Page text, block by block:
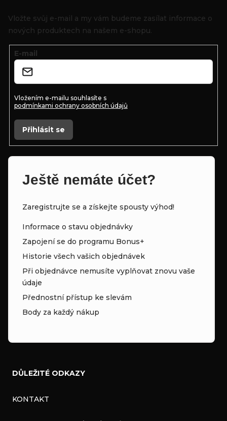
Vložte svůj e-mail a my vám budeme zasílat informace o
nových produktech na našem e-shopu.
E-mail
Vložením e-mailu souhlasíte s
podmínkami ochrany osobních údajů
Přihlásit se
Ještě nemáte účet?
Zaregistrujte se a získejte spousty výhod!
Informace o stavu objednávky
Zapojení se do programu Bonus+
Historie všech vašich objednávek
Při objednávce nemusíte vyplňovat znovu vaše
údaje
Přednostní přístup ke slevám
Body za každý nákup
DŮLEŽITÉ ODKAZY
KONTAKT